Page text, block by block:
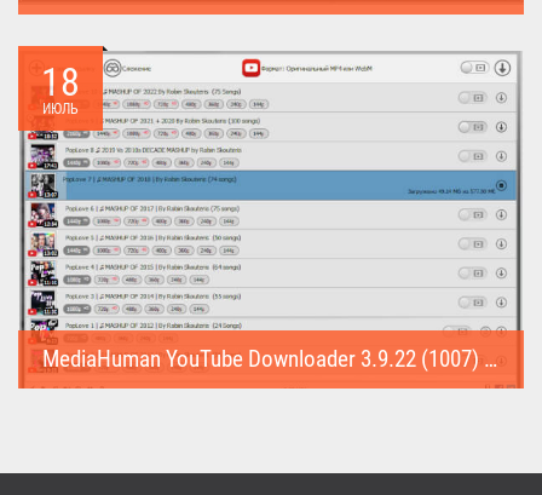
треки...
18
ИЮЛЬ
MediaHuman YouTube Downloader 3.9.22 (1007) (Repack & Portable)